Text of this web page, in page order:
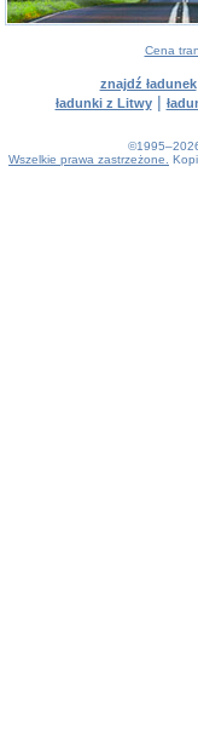
Cena
znajdź ładunek
ładunki z Litwy|
Wszelkie prawa zastrzeżone.